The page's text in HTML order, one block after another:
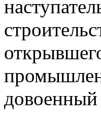
довоенный